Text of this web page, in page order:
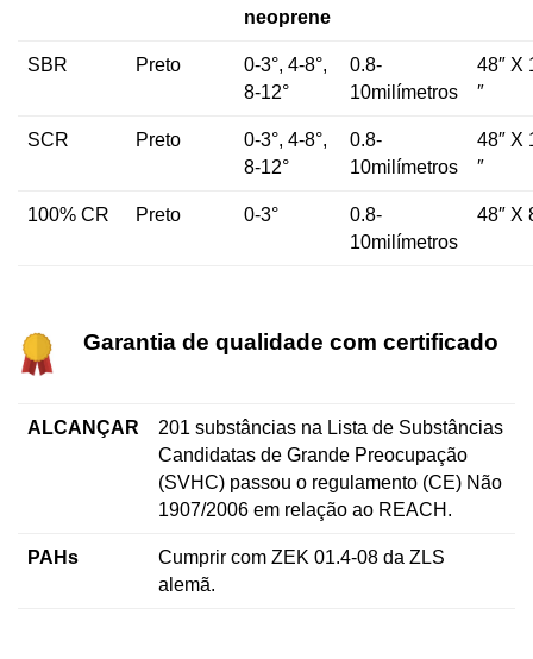
neoprene
SBR Preto
0-3°, 4-8°,
8-12°
0.8-
10milímetros
48″ X
″
SCR Preto
0-3°, 4-8°,
8-12°
0.8-
10milímetros
48″ X
″
100% CR Preto 0-3°
0.8-
10milímetros
48″ X
Garantia de qualidade com certificado
ALCANÇAR
201 substâncias na Lista de Substâncias
Candidatas de Grande Preocupação
(SVHC) passou o regulamento (CE) Não
1907/2006 em relação ao REACH.
PAHs
Cumprir com ZEK 01.4-08 da ZLS
alemã.